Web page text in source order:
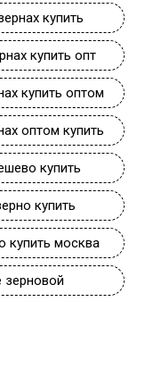
купить
купить опт
купить оптом
оптом купить
купить
купить
купить москва
зерновой